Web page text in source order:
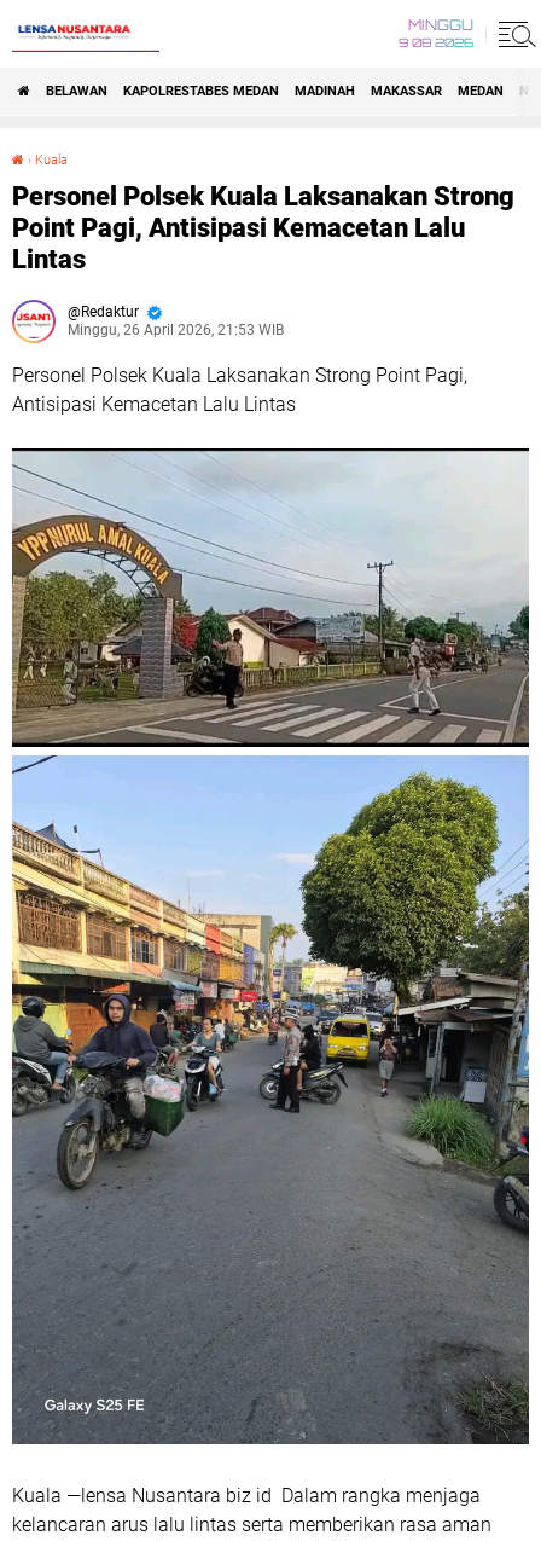
MINGGU
9 08 2026
BELAWAN KAPOLRESTABES MEDAN MADINAH MAKASSAR MEDAN
› Kuala
Personel Polsek Kuala Laksanakan Strong
Point Pagi, Antisipasi Kemacetan Lalu
Lintas
Redaktur
Minggu, 26 April 2026, 21:53 WIB
Personel Polsek Kuala Laksanakan Strong Point Pagi,
Antisipasi Kemacetan Lalu Lintas
Kuala —lensa Nusantara biz id Dalam rangka menjaga
kelancaran arus lalu lintas serta memberikan rasa aman